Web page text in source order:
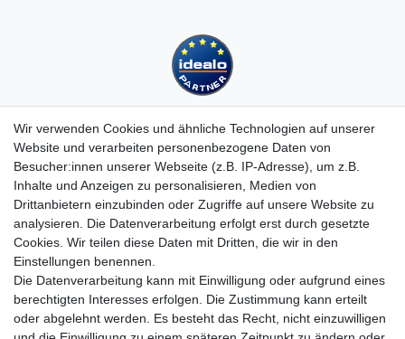
Kundenservice
Hotline: 07452 - 847 162 0
Kontakt
Anmelden
Registrieren
Newsletter
Versand & Lieferung
Zahlungsarten
Wir verwenden Cookies und ähnliche Technologien auf unserer
Website und verarbeiten personenbezogene Daten von
Besucher:innen unserer Webseite (z.B. IP-Adresse), um z.B.
Inhalte und Anzeigen zu personalisieren, Medien von
Drittanbietern einzubinden oder Zugriffe auf unsere Website zu
analysieren. Die Datenverarbeitung erfolgt erst durch gesetzte
Cookies. Wir teilen diese Daten mit Dritten, die wir in den
Einstellungen benennen.
Die Datenverarbeitung kann mit Einwilligung oder aufgrund eines
berechtigten Interesses erfolgen. Die Zustimmung kann erteilt
oder abgelehnt werden. Es besteht das Recht, nicht einzuwilligen